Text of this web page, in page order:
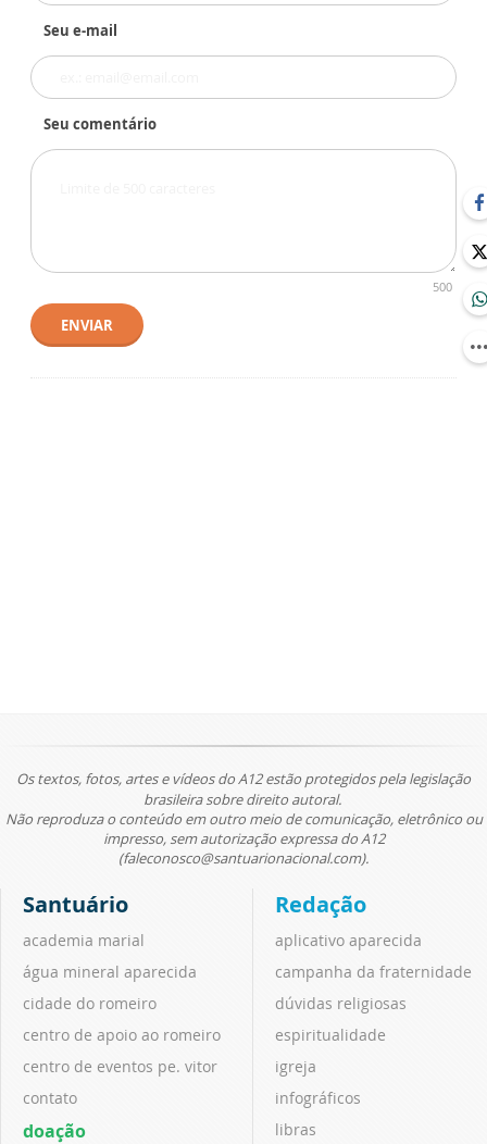
Seu e-mail
Seu comentário
500
ENVIAR
Os textos, fotos, artes e vídeos do A12 estão protegidos pela legislação
brasileira sobre direito autoral.
Não reproduza o conteúdo em outro meio de comunicação, eletrônico ou
impresso, sem autorização expressa do A12
(faleconosco@santuarionacional.com).
Santuário
academia marial
água mineral aparecida
cidade do romeiro
centro de apoio ao romeiro
centro de eventos pe. vitor
contato
doação
Redação
aplicativo aparecida
campanha da fraternidade
dúvidas religiosas
espiritualidade
igreja
infográficos
libras